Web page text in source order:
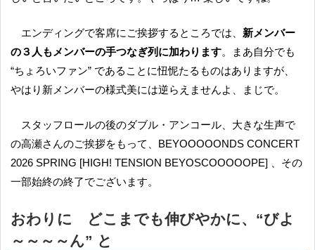
エンディングで客席にご挨拶するところでは、 新メンバー
の３人もメンバーの手つなぎ列に加わります。まあ自分でも
“ちょろいファン” であることに忸怩たるものはありますが、
やはり新メンバーの様式美には逆らえませんよ、まじで。
スタッフロールの後のダブル・アンコール、大きな生声で
の高瀬さんのご挨拶をもって、BEYOOOOONDS CONCERT
2026 SPRING [HIGH! TENSION BEYOSCOOOOOPE] 、その
一部始終の終了でございます。
おわりに どこまでも伸びやかに、“びよ
～～～～ん” と